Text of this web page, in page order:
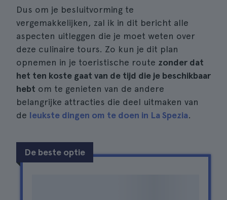
Dus om je besluitvorming te
vergemakkelijken, zal ik in dit bericht alle
aspecten uitleggen die je moet weten over
deze culinaire tours. Zo kun je dit plan
opnemen in je toeristische route zonder dat
het ten koste gaat van de tijd die je beschikbaar
hebt om te genieten van de andere
belangrijke attracties die deel uitmaken van
de leukste dingen om te doen in La Spezia.
De beste optie